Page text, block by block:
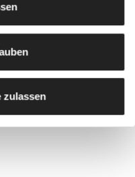
zulassen
& ZUBEHÖR